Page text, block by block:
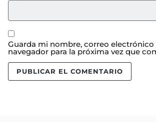
Guarda mi nombre, correo electrónico
navegador para la próxima vez que